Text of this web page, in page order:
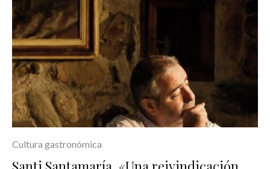
Cultura gastronómica